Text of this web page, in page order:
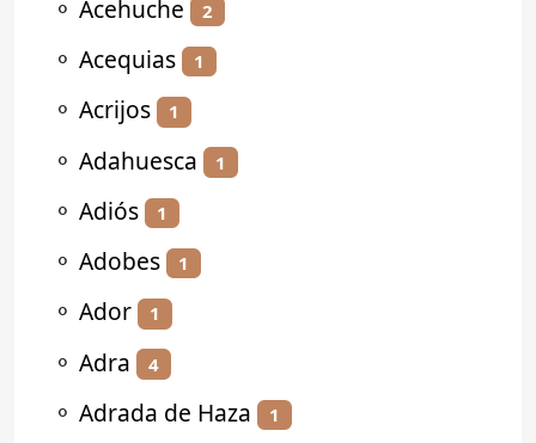
⚬ Acehuche 2
⚬ Acequias 1
⚬ Acrijos 1
⚬ Adahuesca 1
⚬ Adiós 1
⚬ Adobes 1
⚬ Ador 1
⚬ Adra 4
⚬ Adrada de Haza 1